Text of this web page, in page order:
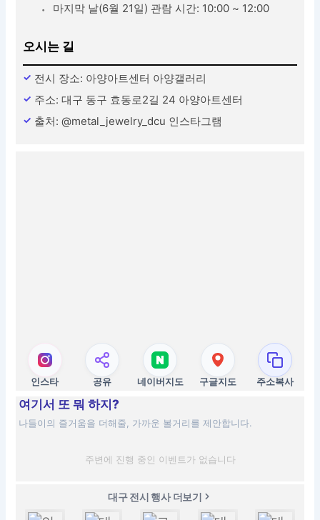
마지막 날(6월 21일) 관람 시간: 10:00 ~ 12:00
오시는 길
전시 장소: 아양아트센터 아양갤러리
주소: 대구 동구 효동로2길 24 아양아트센터
출처: @metal_jewelry_dcu 인스타그램
인스타 공유 네이버지도 구글지도 주소복사
여기서 또 뭐 하지?
나들이의 즐거움을 더해줄, 가까운 볼거리를 제안합니다.
주변에 진행 중인 이벤트가 없습니다
대구 전시 행사 더보기